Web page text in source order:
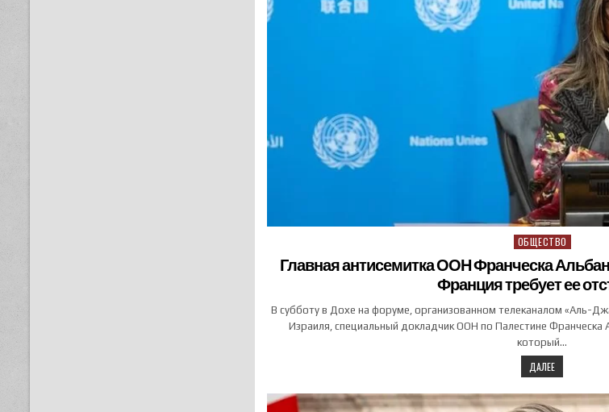
Posted in
ОБЩЕСТВО
Главная антисемитка ООН Франческа
Франция требует ее
В субботу в Дохе на форуме, организованном телеканалом «Аль-
Израиля, специальный докладчик ООН по Палестине Франческа
который…
ДАЛЕЕ